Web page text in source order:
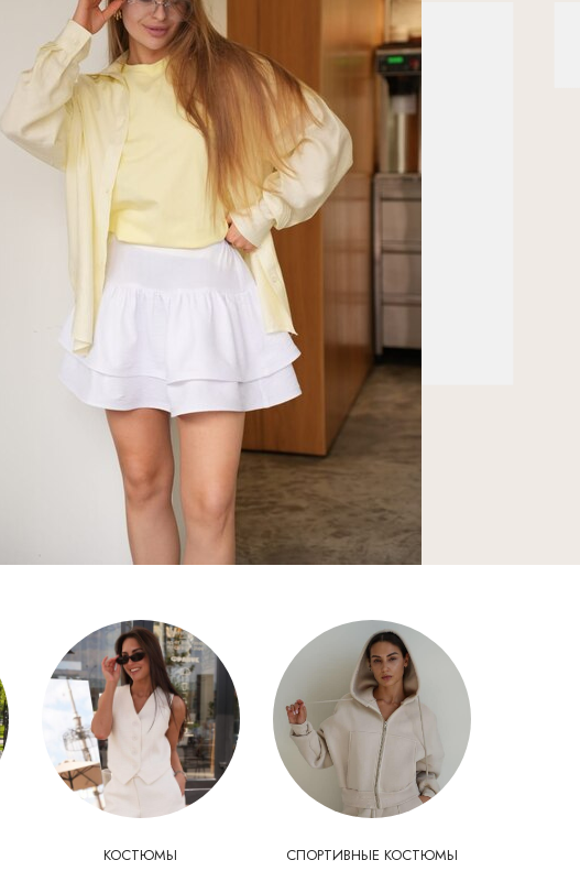
КОСТЮМЫ СПОРТИВНЫЕ КОСТЮМЫ